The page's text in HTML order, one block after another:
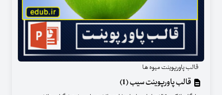
قالب پاورپوینت میوه ها
قالب پاورپوینت سیب (1)